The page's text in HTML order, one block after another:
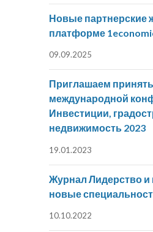
Новые партнерские
платформе
09.09.2025
Приглашаем принять
международной
Инвестиции,
недвижимость 2023
19.01.2023
Журнал Лидерство
новые
10.10.2022